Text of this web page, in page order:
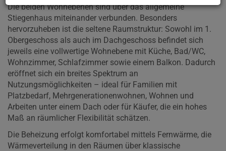
Die beiden Wohnebenen sind über das allgemeine
Stiegenhaus miteinander verbunden. Besonders
hervorzuheben ist die seltene Raumstruktur: Sowohl im 1.
Obergeschoss als auch im Dachgeschoss befindet sich
jeweils eine vollwertige Wohnebene mit Küche, Bad/WC,
Wohnzimmer, Schlafzimmer sowie einem Balkon. Dadurch
eröffnet sich ein breites Spektrum an
Nutzungsmöglichkeiten – ideal für Familien mit
Platzbedarf, Mehrgenerationenwohnen, Wohnen und
Arbeiten unter einem Dach oder für Käufer, die ein hohes
Maß an räumlicher Flexibilität schätzen.
Die Beheizung erfolgt komfortabel mittels Fernwärme, die
Wärmeverteilung in den Räumen über klassische